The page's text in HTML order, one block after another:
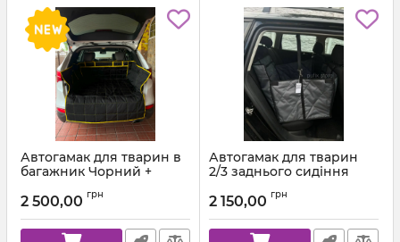
Автогамак для тварин в
багажник Чорний +
2 500,00 грн
Автогамак для тварин
2/3 заднього сидіння
стропа
2 150,00 грн